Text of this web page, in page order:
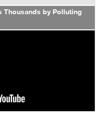
Thousands by Polluting